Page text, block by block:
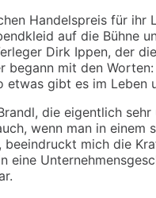
Handelspreis für ihr
auf die Bühne
Dirk Ippen, der
begann mit den
gibt es im Leben
die eigentlich
, wenn man in einem
mich die
eine